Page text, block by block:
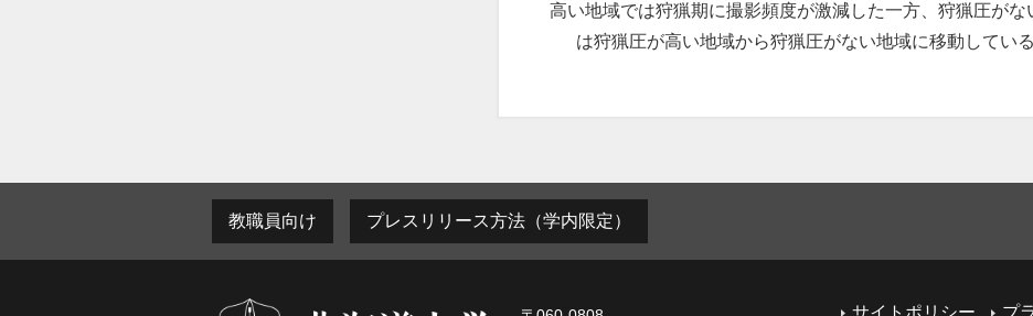
高い地域では狩猟期に撮影頻度が激減した一方、狩猟圧が
は狩猟圧が高い地域から狩猟圧がない地域に移動してい
教職員向け プレスリリース方法（学内限定）